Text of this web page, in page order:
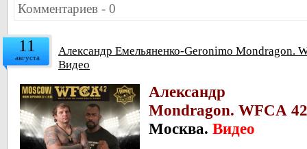
Комментариев - 0
11
августа
Александр Емельяненко-Geronimo Mondragon.
Видео
Александр
Mondragon. WFCA
Москва. Видео